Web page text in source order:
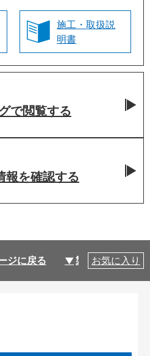
施工・取扱説
明書
で閲覧する
報を確認する
ジに戻る 製品仕様
お気に入り